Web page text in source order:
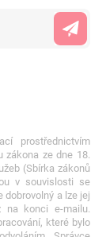
prostřednictvím
zákona ze dne 18.
(Sbírka zákonů
v souvislosti se
a lze jej
na konci e-mailu.
které bylo